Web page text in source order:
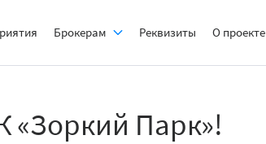
Брокерам Реквизиты О проекте
«Зоркий Парк»!